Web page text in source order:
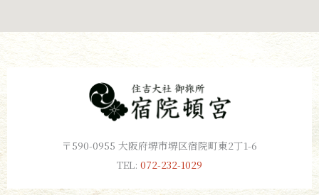
〒590-0955 大阪府堺市堺区宿院町東2丁1-6
TEL: 072-232-1029